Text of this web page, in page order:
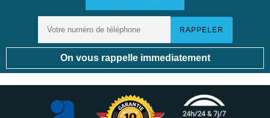
On vous rappelle immediatement